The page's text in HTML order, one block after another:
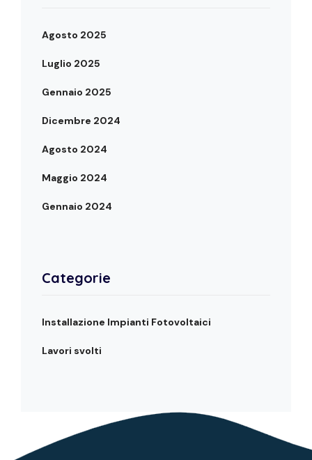
Agosto 2025
Luglio 2025
Gennaio 2025
Dicembre 2024
Agosto 2024
Maggio 2024
Gennaio 2024
Categorie
Installazione Impianti Fotovoltaici
Lavori svolti